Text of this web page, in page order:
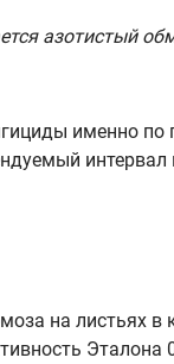
азотистый
именно по
на листьях в
Эталона